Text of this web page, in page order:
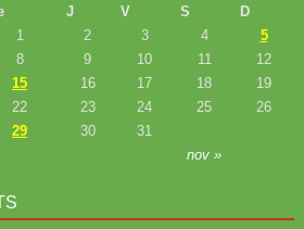
J V S D
nov »
1 2 3 4
5
8 9 10 11
12
15 16 17 18
19
22 23 24 25
26
29 30 31